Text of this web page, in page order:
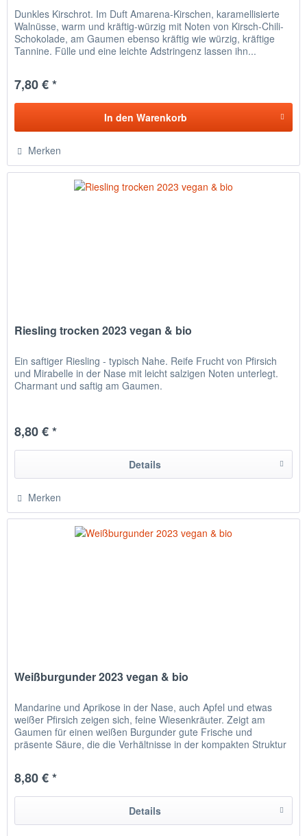
Dunkles Kirschrot. Im Duft Amarena-Kirschen, karamellisierte
Walnüsse, warm und kräftig-würzig mit Noten von Kirsch-Chili-
Schokolade, am Gaumen ebenso kräftig wie würzig, kräftige
Tannine. Fülle und eine leichte Adstringenz lassen ihn...
7,80 € *
In den Warenkorb
Merken
Riesling trocken 2023 vegan & bio
Ein saftiger Riesling - typisch Nahe. Reife Frucht von Pfirsich
und Mirabelle in der Nase mit leicht salzigen Noten unterlegt.
Charmant und saftig am Gaumen.
8,80 € *
Details
Merken
Weißburgunder 2023 vegan & bio
Mandarine und Aprikose in der Nase, auch Apfel und etwas
weißer Pfirsich zeigen sich, feine Wiesenkräuter. Zeigt am
Gaumen für einen weißen Burgunder gute Frische und
präsente Säure, die die Verhältnisse in der kompakten Struktur
8,80 € *
Details